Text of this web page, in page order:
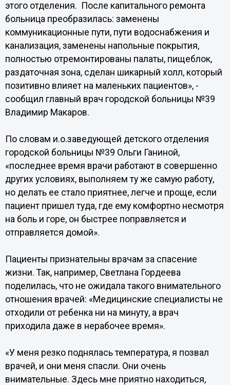
этого отделения. После капитального ремонта
больница преобразилась: заменены
коммуникационные пути, пути водоснабжения и
канализация, заменены напольные покрытия,
полностью отремонтированы палаты, пищеблок,
раздаточная зона, сделан шикарный холл, который
позитивно влияет на маленьких пациентов», -
сообщил главный врач городской больницы №39
Владимир Макаров.
По словам и.о.заведующей детского отделения
городской больницы №39 Ольги Ганиной,
«последнее время врачи работают в совершенно
других условиях, выполняем ту же самую работу,
но делать ее стало приятнее, легче и проще, если
пациент пришел туда, где ему комфортно несмотря
на боль и горе, он быстрее поправляется и
отправляется домой».
Пациенты признательны врачам за спасение
жизни. Так, например, Светлана Гордеева
поделилась, что не ожидала такого внимательного
отношения врачей: «Медицинские специалисты не
отходили от ребенка ни на минуту, а врач
приходила даже в нерабочее время».
«У меня резко поднялась температура, я позвал
врачей, и они меня спасли. Они очень
внимательные. Здесь мне приятно находиться,